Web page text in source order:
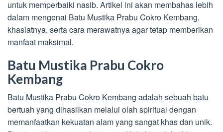
untuk memperbaiki nasib. Artikel ini akan membahas lebih
dalam mengenai Batu Mustika Prabu Cokro Kembang,
khasiatnya, serta cara merawatnya agar tetap memberikan
manfaat maksimal.
Batu Mustika Prabu Cokro
Kembang
Batu Mustika Prabu Cokro Kembang adalah sebuah batu
bertuah yang dihasilkan melalui olah spiritual dengan
memanfaatkan kekuatan alam yang sangat khas dan unik.